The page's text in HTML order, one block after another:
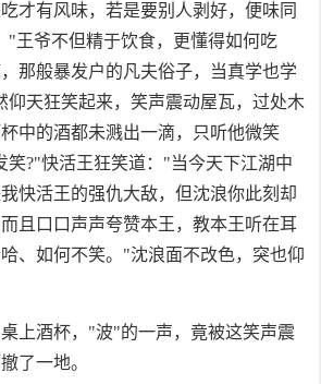
才有风味，若是要别人剥好，便味同
"王爷不但精于饮食，更懂得如何吃
那般暴发户的凡夫俗子，当真学也学
仰天狂笑起来，笑声震动屋瓦，过处木
中的酒都未溅出一滴，只听他微笑
笑?"快活王狂笑道："当今天下江湖中
快活王的强仇大敌，但沈浪你此刻却
且口口声声夸赞本王，教本王听在耳
、如何不笑。"沈浪面不改色，突也仰
上酒杯，"波"的一声，竟被这笑声震
了一地。